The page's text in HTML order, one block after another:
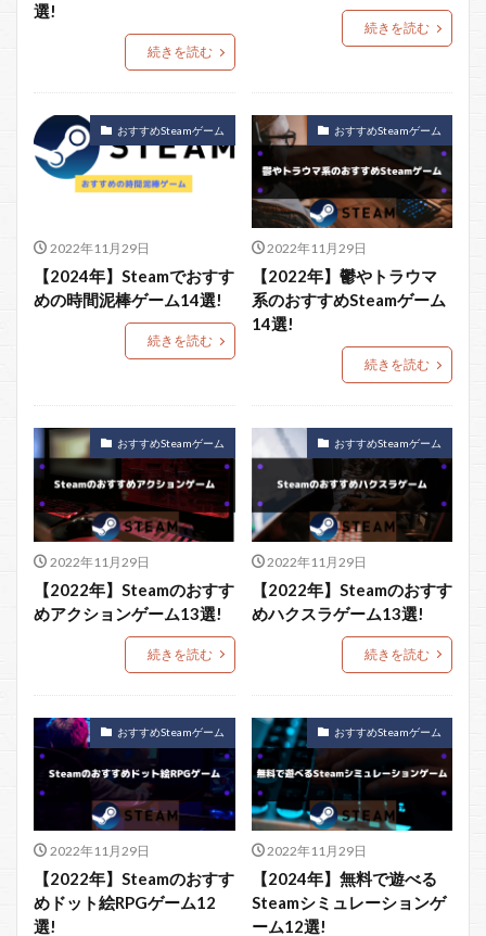
選!
続きを読む
続きを読む
おすすめSteamゲーム
2022年11月29日
【2024年】Steamでおすす
めの時間泥棒ゲーム14選!
続きを読む
おすすめSteamゲーム
2022年11月29日
【2022年】鬱やトラウマ
系のおすすめSteamゲーム
14選!
続きを読む
おすすめSteamゲーム
2022年11月29日
【2022年】Steamのおすす
めアクションゲーム13選!
続きを読む
おすすめSteamゲーム
2022年11月29日
【2022年】Steamのおすす
めハクスラゲーム13選!
続きを読む
おすすめSteamゲーム
2022年11月29日
【2022年】Steamのおすす
めドット絵RPGゲーム12
選!
おすすめSteamゲーム
2022年11月29日
【2024年】無料で遊べる
Steamシミュレーションゲ
ーム12選!